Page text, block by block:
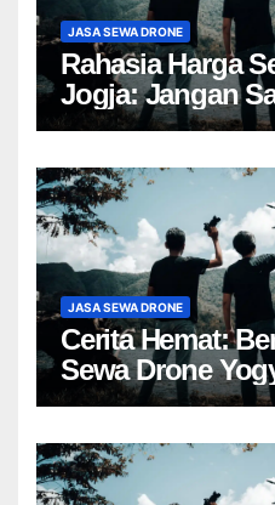
JASA SEWA DRONE
Rahasia Harga
Jogja: Jangan
JASA SEWA DRONE
Cerita Hemat:
Sewa Drone